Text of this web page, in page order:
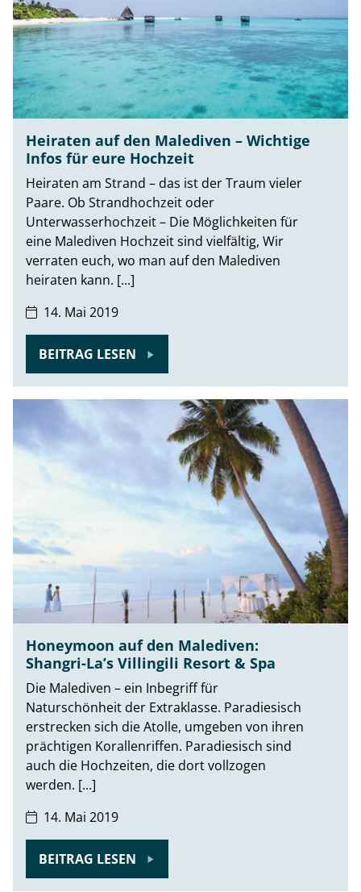
Heiraten auf den Malediven – Wichtige
Infos für eure Hochzeit
Heiraten am Strand – das ist der Traum vieler
Paare. Ob Strandhochzeit oder
Unterwasserhochzeit – Die Möglichkeiten für
eine Malediven Hochzeit sind vielfältig, Wir
verraten euch, wo man auf den Malediven
heiraten kann. [...]
14. Mai 2019
BEITRAG LESEN
Honeymoon auf den Malediven:
Shangri-La’s Villingili Resort & Spa
Die Malediven – ein Inbegriff für
Naturschönheit der Extraklasse. Paradiesisch
erstrecken sich die Atolle, umgeben von ihren
prächtigen Korallenriffen. Paradiesisch sind
auch die Hochzeiten, die dort vollzogen
werden. [...]
14. Mai 2019
BEITRAG LESEN